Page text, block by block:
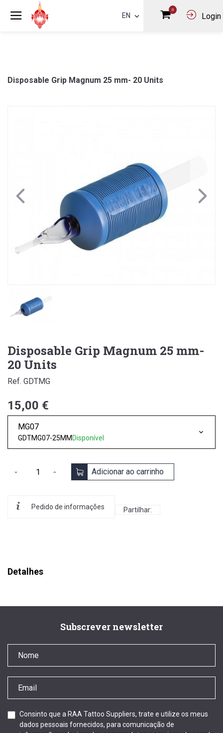
EN
0
Login
Disposable Grip Magnum 25 mm- 20 Units
Disposable Grip Magnum 25 mm-
20 Units
Ref. GDTMG
15,00 €
MG07
GDTMG07-25MM Disponível
Adicionar ao carrinho
Pedido de informações Partilhar:
Detalhes
Subscrever newsletter
Consinto que a RAA Tattoo Suppliers, trate e utilize os meus
dados pessoais fornecidos, para comunicação de